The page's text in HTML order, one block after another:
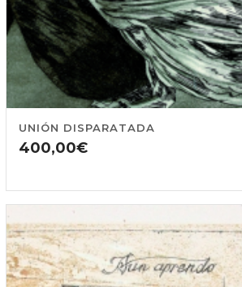
UNIÓN DISPARATADA
400,00€